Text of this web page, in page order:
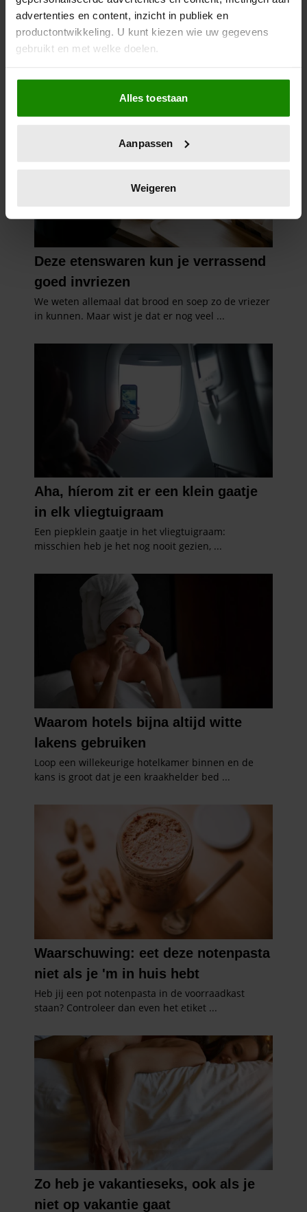
advertenties en content, inzicht in publiek en
productontwikkeling. U kunt kiezen wie uw gegevens
gebruikt en met welke doelen.
Als u het toestaat, willen we ook graag:
Informatie verzamelen over uw geografische
locatie, die tot een paar meter nauwkeurig kan zijn
scannen op specifieke eigenschappen (fingerprinting)
verwerkt en stel uw voorkeuren in het
intrekken in de Cookieverklaring.
We gebruiken cookies om content en advertenties te
personaliseren, om functies voor social media te bieden
en om ons websiteverkeer te analyseren. Ook delen we
informatie over uw gebruik van onze site met onze
partners voor social media, adverteren en analyse. Deze
verzameld op basis van uw gebruik van hun services. U
gaat akkoord met onze cookies als u onze website blijft
Alles toestaan
Aanpassen
Weigeren
kosten)